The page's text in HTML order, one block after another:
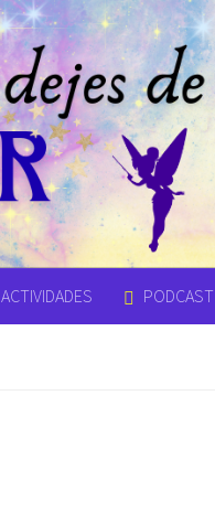
ACTIVIDADES PODCAST